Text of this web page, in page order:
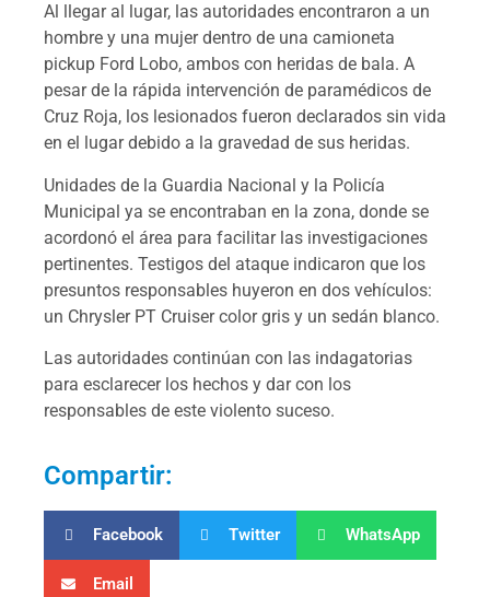
Al llegar al lugar, las autoridades encontraron a un
hombre y una mujer dentro de una camioneta
pickup Ford Lobo, ambos con heridas de bala. A
pesar de la rápida intervención de paramédicos de
Cruz Roja, los lesionados fueron declarados sin vida
en el lugar debido a la gravedad de sus heridas.
Unidades de la Guardia Nacional y la Policía
Municipal ya se encontraban en la zona, donde se
acordonó el área para facilitar las investigaciones
pertinentes. Testigos del ataque indicaron que los
presuntos responsables huyeron en dos vehículos:
un Chrysler PT Cruiser color gris y un sedán blanco.
Las autoridades continúan con las indagatorias
para esclarecer los hechos y dar con los
responsables de este violento suceso.
Compartir:
Facebook Twitter WhatsApp
Email